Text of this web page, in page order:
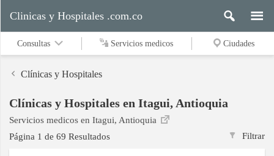
medicos
Clinicas y Hospitales .com.co
Consultas Servicios medicos Ciudades
Clínicas y Hospitales
Clínicas y Hospitales en Itagui, Antioquia
Servicios medicos en Itagui, Antioquia
Filtrar
Página 1 de 69 Resultados